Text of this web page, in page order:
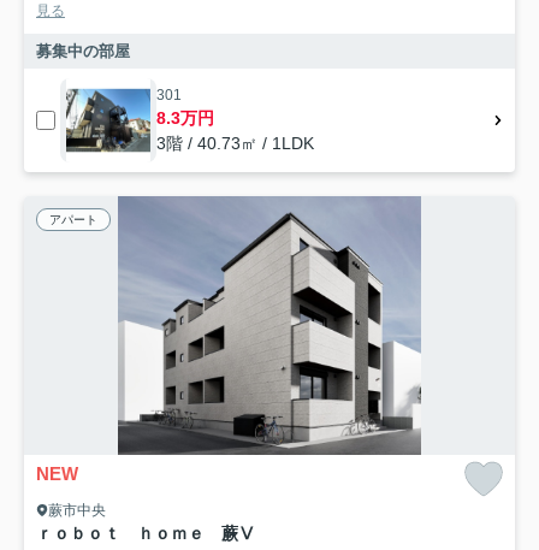
見る
募集中の部屋
301
8.3万円
3階 / 40.73㎡ / 1LDK
アパート
NEW
蕨市中央
ｒｏｂｏｔ ｈｏｍｅ 蕨Ⅴ